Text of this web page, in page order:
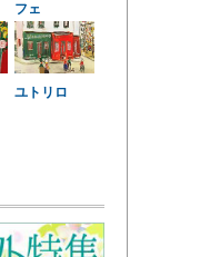
フェ
ユトリロ